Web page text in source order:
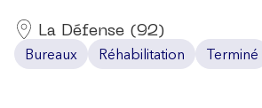
La Défense (92)
Bureaux Réhabilitation Terminé